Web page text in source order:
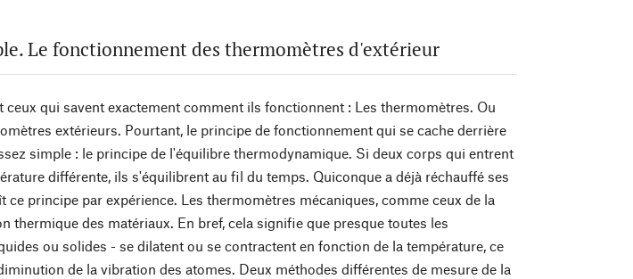
Le fonctionnement des thermomètres d'extérieur
qui savent exactement comment ils fonctionnent : Les thermomètres. Ou
extérieurs. Pourtant, le principe de fonctionnement qui se cache derrière
simple : le principe de l'équilibre thermodynamique. Si deux corps qui entrent
différente, ils s'équilibrent au fil du temps. Quiconque a déjà réchauffé ses
principe par expérience. Les thermomètres mécaniques, comme ceux de la
thermique des matériaux. En bref, cela signifie que presque toutes les
ou solides - se dilatent ou se contractent en fonction de la température, ce
de la vibration des atomes. Deux méthodes différentes de mesure de la